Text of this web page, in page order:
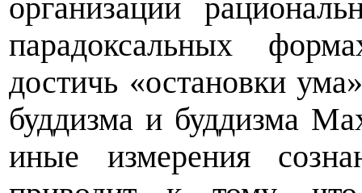
организации
парадоксальных
достичь «остановки
буддизма и буддизма
иные измерения